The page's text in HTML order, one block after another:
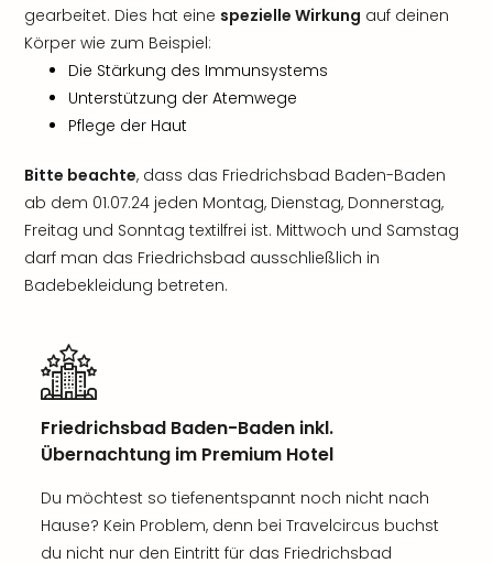
gearbeitet. Dies hat eine spezielle Wirkung auf deinen
Körper wie zum Beispiel:
Die Stärkung des Immunsystems
Unterstützung der Atemwege
Pflege der Haut
Bitte beachte, dass das Friedrichsbad Baden-Baden
ab dem 01.07.24 jeden Montag, Dienstag, Donnerstag,
Freitag und Sonntag textilfrei ist. Mittwoch und Samstag
darf man das Friedrichsbad ausschließlich in
Badebekleidung betreten.
Friedrichsbad Baden-Baden inkl.
Übernachtung im Premium Hotel
Du möchtest so tiefenentspannt noch nicht nach
Hause? Kein Problem, denn bei Travelcircus buchst
du nicht nur den Eintritt für das Friedrichsbad